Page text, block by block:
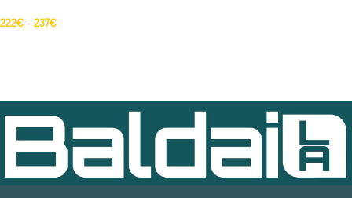
222€–237€